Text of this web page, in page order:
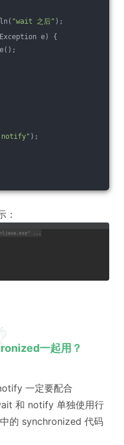
"wait 之后" );
e) {
notify" );
：
一起用？
一定要配合
和 notify 单独使用行
的 synchronized 代码